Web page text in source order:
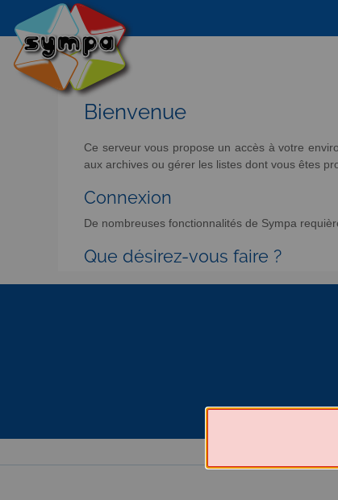
Bienvenue
Ce serveur vous propose un accès à votre
aux archives ou gérer les listes dont vous êtes
Connexion
De nombreuses fonctionnalités de Sympa
Que désirez-vous faire ?